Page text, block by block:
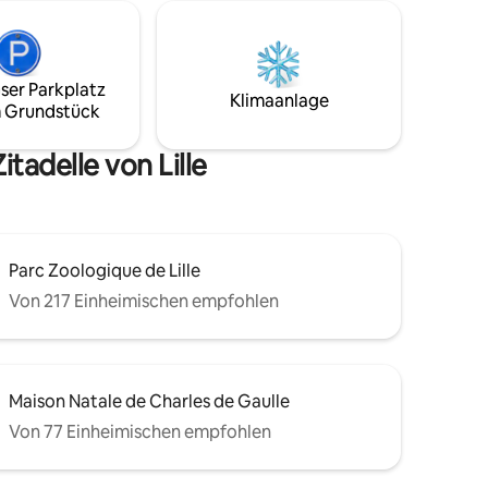
Die
der
zu Fuß
Auto oder 40 Minuten mit der U-Bahn) -
12 km vom Flughafen Lille-Lesquin
entfernt Tiefgarage, V'Lille-Fahrräder,
Busse,… alles ist in der Nähe.
Parkplatz
Grundstück
Klimaanlage
von Lille
Parc Zoologique de Lille
Von 217 Einheimischen empfohlen
Maison Natale de Charles de Gaulle
Von 77 Einheimischen empfohlen